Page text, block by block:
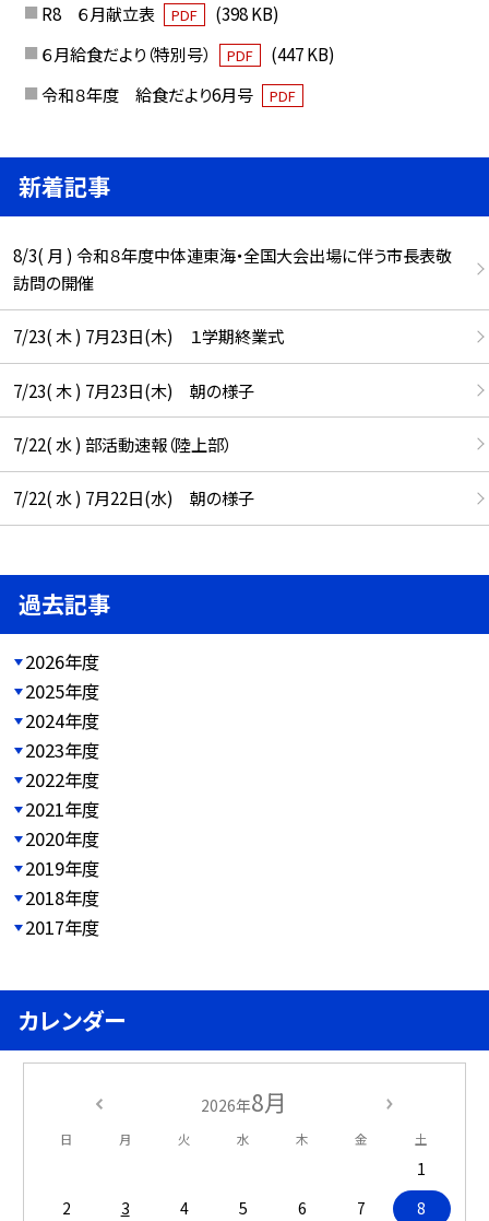
R8 ６月献立表
PDF
(398 KB)
６月給食だより（特別号）
PDF
(447 KB)
令和８年度 給食だより6月号
PDF
新着記事
8/3( 月 ) 令和８年度中体連東海・全国大会出場に伴う市長表敬
訪問の開催
7/23( 木 ) 7月23日(木) １学期終業式
7/23( 木 ) 7月23日(木) 朝の様子
7/22( 水 ) 部活動速報（陸上部）
7/22( 水 ) 7月22日(水) 朝の様子
過去記事
2026年度
2025年度
2024年度
2023年度
2022年度
2021年度
2020年度
2019年度
2018年度
2017年度
カレンダー
2026年8月
日 月 火 水 木 金 土
1
2
3 4 5 6 7
8